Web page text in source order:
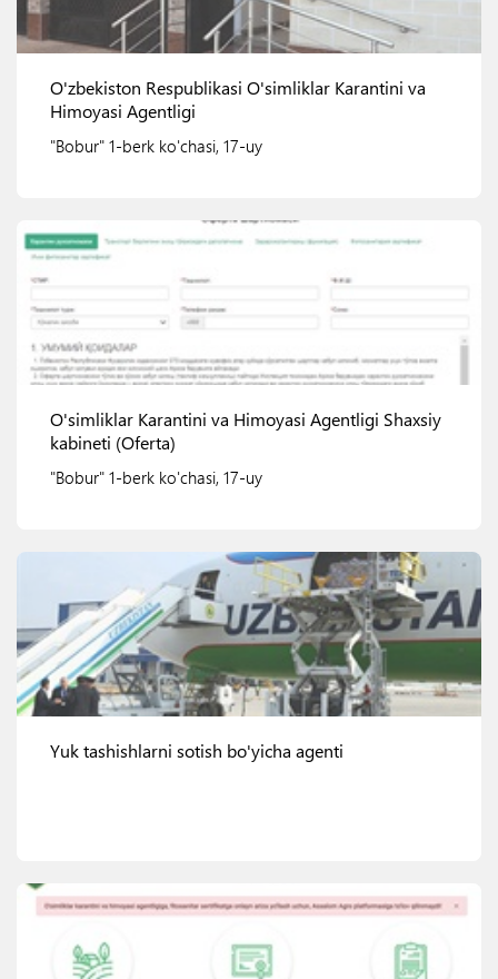
O'zbekiston Respublikasi O'simliklar Karantini va
Himoyasi Agentligi
"Bobur" 1-berk ko'chasi, 17-uy
Ko'rish
O'simliklar Karantini va Himoyasi Agentligi Shaxsiy
kabineti (Oferta)
"Bobur" 1-berk ko'chasi, 17-uy
Ko'rish
Yuk tashishlarni sotish bo'yicha agenti
Ko'rish